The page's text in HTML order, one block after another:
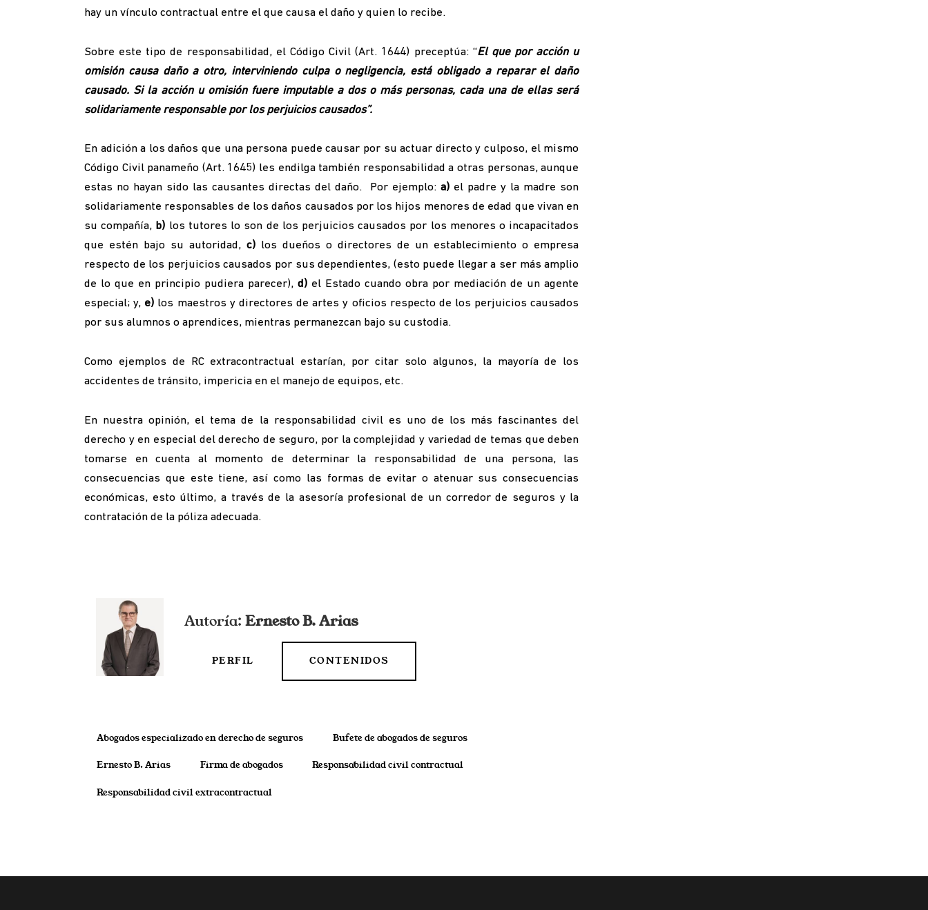
hay un vínculo contractual entre el que causa el daño y quien lo recibe.
Sobre este tipo de responsabilidad, el Código Civil (Art. 1644) preceptúa: “El que por acción u
omisión causa daño a otro, interviniendo culpa o negligencia, está obligado a reparar el daño
causado. Si la acción u omisión fuere imputable a dos o más personas, cada una de ellas será
solidariamente responsable por los perjuicios causados”.
En adición a los daños que una persona puede causar por su actuar directo y culposo, el mismo
Código Civil panameño (Art. 1645) les endilga también responsabilidad a otras personas, aunque
estas no hayan sido las causantes directas del daño. Por ejemplo:a) el padre y la madre son
solidariamente responsables de los daños causados por los hijos menores de edad que vivan en
su compañía, b) los tutores lo son de los perjuicios causados por los menores o incapacitados
que estén bajo su autoridad,c) los dueños o directores de un establecimiento o empresa
respecto de los perjuicios causados por sus dependientes, (esto puede llegar a ser más amplio
de lo que en principio pudiera parecer),d) el Estado cuando obra por mediación de un agente
especial; y, e) los maestros y directores de artes y oficios respecto de los perjuicios causados
por sus alumnos o aprendices, mientras permanezcan bajo su custodia.
Como ejemplos de RC extracontractual estarían, por citar solo algunos, la mayoría de los
accidentes de tránsito, impericia en el manejo de equipos, etc.
En nuestra opinión, el tema de la responsabilidad civil es uno de los más fascinantes del
derecho y en especial del derecho de seguro, por la complejidad y variedad de temas que deben
tomarse en cuenta al momento de determinar la responsabilidad de una persona, las
consecuencias que este tiene, así como las formas de evitar o atenuar sus consecuencias
económicas, esto último, a través de la asesoría profesional de un corredor de seguros y la
contratación de la póliza adecuada.
Autoría: Ernesto B. Arias
PERFIL CONTENIDOS
Abogados especializado en derecho de seguros Bufete de abogados de seguros
Ernesto B. Arias Firma de abogados Responsabilidad civil contractual
Responsabilidad civil extracontractual